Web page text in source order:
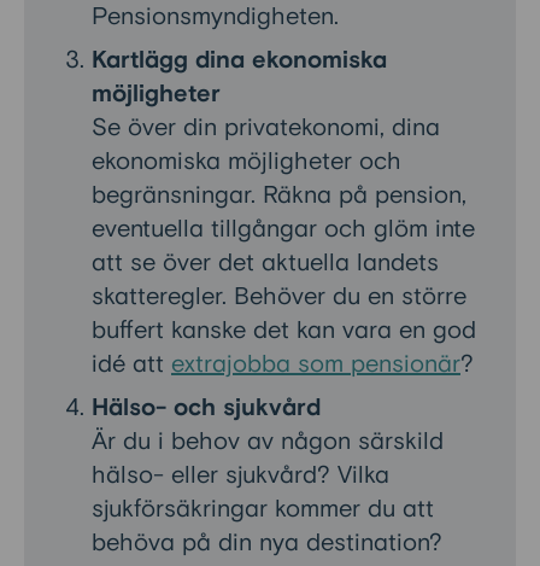
Pensionsmyndigheten.
Kartlägg dina ekonomiska
möjligheter
Se över din privatekonomi, dina
ekonomiska möjligheter och
begränsningar. Räkna på pension,
eventuella tillgångar och glöm inte
att se över det aktuella landets
skatteregler. Behöver du en större
buffert kanske det kan vara en god
idé att extrajobba som pensionär?
Hälso- och sjukvård
Är du i behov av någon särskild
hälso- eller sjukvård? Vilka
sjukförsäkringar kommer du att
behöva på din nya destination?